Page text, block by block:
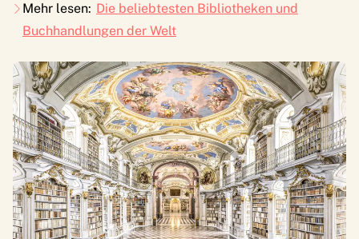
Mehr lesen: Die beliebtesten Bibliotheken und
Buchhandlungen der Welt